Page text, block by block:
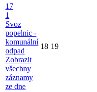
17
1
Svoz
popelnic -
komunální
odpad
Zobrazit
všechny
záznamy
ze dne
18 19